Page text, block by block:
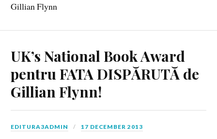
Gillian Flynn
UK’s National Book Award
pentru FATA DISPĂRUTĂ de
Gillian Flynn!
EDITURA3ADMIN 17 DECEMBER 2013